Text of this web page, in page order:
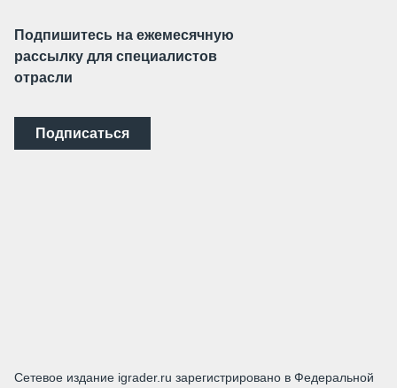
Подпишитесь на ежемесячную
рассылку для специалистов
отрасли
Подписаться
Сетевое издание igrader.ru зарегистрировано в Федеральной